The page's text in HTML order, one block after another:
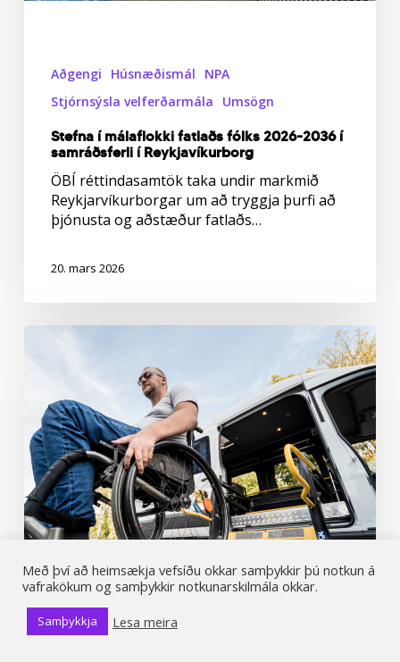
Aðgengi Húsnæðismál
NPA
Stjórnsýsla velferðarmála
Umsögn
Stefna í málaflokki fatlaðs fólks 2026-2036 í
samráðsferli í Reykjavíkurborg
ÖBÍ réttindasamtök taka undir markmið
Reykjarvíkurborgar um að tryggja þurfi að
þjónusta og aðstæður fatlaðs…
20. mars 2026
Drög
reglugerð
um
skráningu,
eftirlit
og
umsjón
með
og
lyftubúnaði
ofl.
Með því að heimsækja vefsíðu okkar samþykkir þú notkun á
vafrakökum og samþykkir notkunarskilmála okkar.
Samþykkja Lesa meira